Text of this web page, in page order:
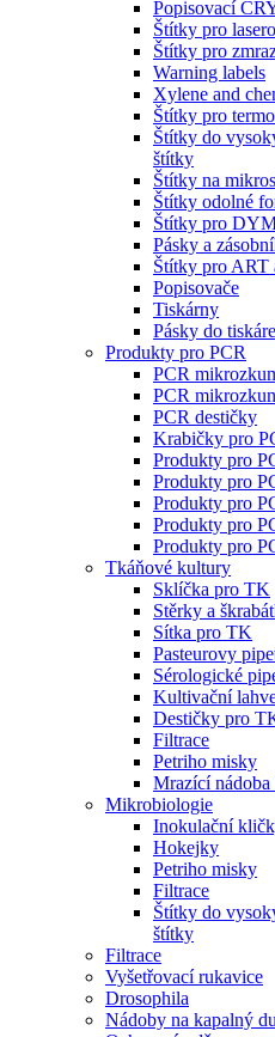
Popisovací
Štítky pro
Štítky pro
Warning labels
Xylene and
Štítky pro
Štítky do
štítky
Štítky na
Štítky odolné
Štítky pro
Pásky a
Štítky pro ART
Popisovače
Tiskárny
Pásky do
Produkty pro PCR
PCR
PCR
PCR destičky
Krabičky pro
Produkty pro
Produkty pro
Produkty pro
Produkty pro
Produkty pro
Tkáňové kultury
Sklíčka pro TK
Stěrky a
Sítka pro TK
Pasteurovy
Sérologické
Kultivační
Destičky pro
Filtrace
Petriho misky
Mrazící
Mikrobiologie
Inokulační
Hokejky
Petriho misky
Filtrace
Štítky do
štítky
Filtrace
Vyšetřovací rukavice
Drosophila
Nádoby na kapalný